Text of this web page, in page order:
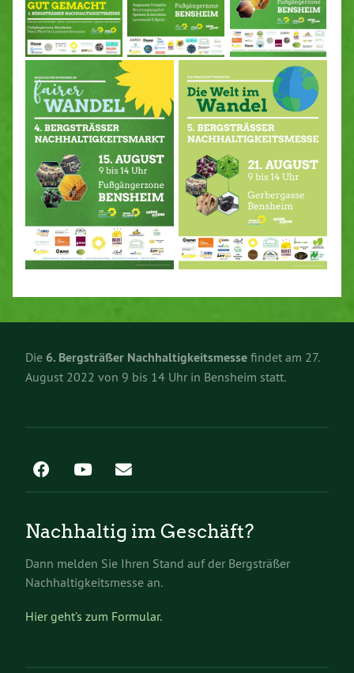
Die 6. Bergsträßer Nachhaltigkeitsmesse findet am 27.
August 2022 von 9 bis 14 Uhr in Bensheim statt.
Nachhaltig im Geschäft?
Dann melden Sie Ihren Stand auf der Bergsträßer
Nachhaltigkeitsmesse an.
Hier geht’s zum Formular.